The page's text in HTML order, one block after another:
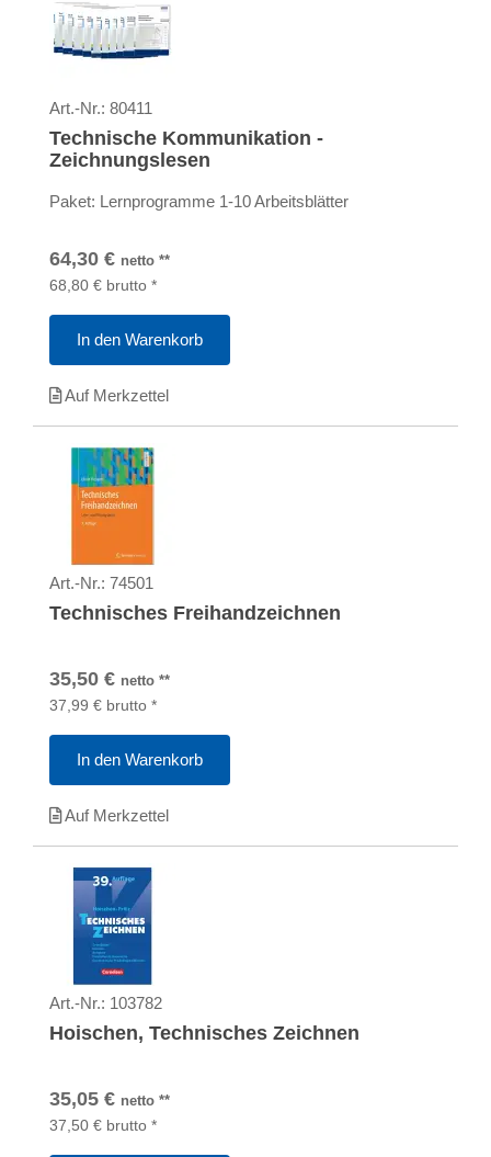
Art.-Nr.: 80411
Technische Kommunikation -
Zeichnungslesen
Paket: Lernprogramme 1-10 Arbeitsblätter
64,30 € netto **
68,80 € brutto *
In den Warenkorb
Auf Merkzettel
Art.-Nr.: 74501
Technisches Freihandzeichnen
35,50 € netto **
37,99 € brutto *
In den Warenkorb
Auf Merkzettel
Art.-Nr.: 103782
Hoischen, Technisches Zeichnen
35,05 € netto **
37,50 € brutto *